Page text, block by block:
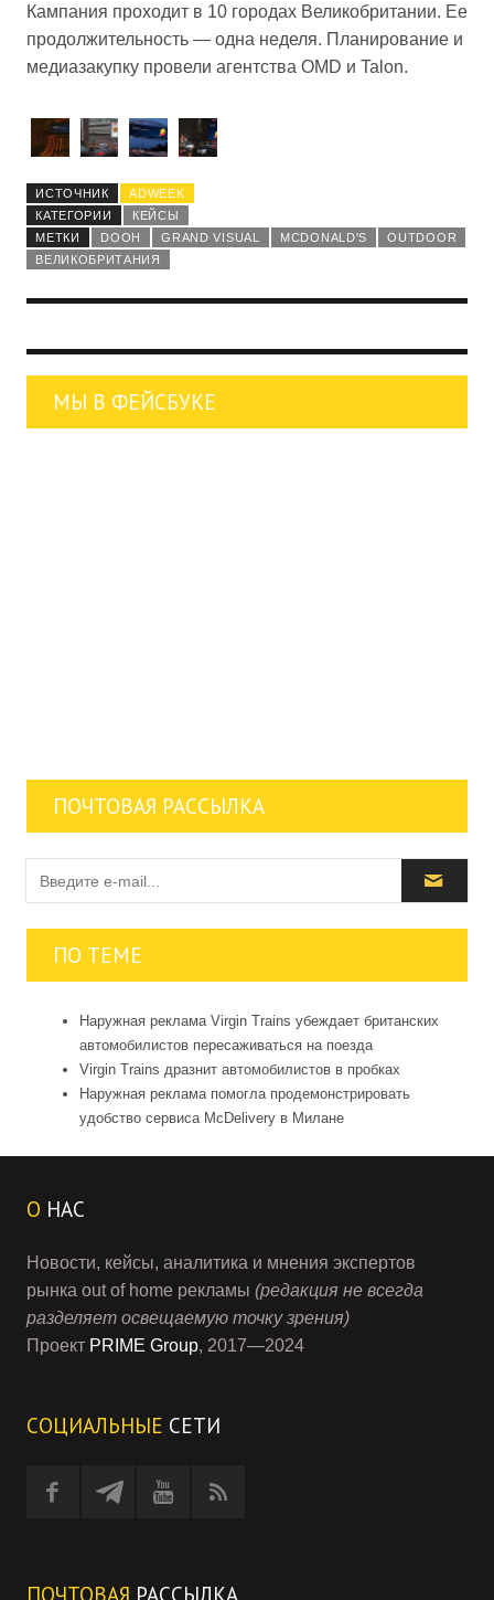
Кампания проходит в 10 городах Великобритании. Ее
продолжительность — одна неделя. Планирование и
медиазакупку провели агентства OMD и Talon.
ИСТОЧНИК
ADWEEK
КАТЕГОРИИ
КЕЙСЫ
МЕТКИ
DOOH GRAND VISUAL MCDONALD'S
OUTDOOR
ВЕЛИКОБРИТАНИЯ
МЫ В ФЕЙСБУКЕ
ПОЧТОВАЯ РАССЫЛКА
ПО ТЕМЕ
Наружная реклама Virgin Trains убеждает британских
автомобилистов пересаживаться на поезда
Virgin Trains дразнит автомобилистов в пробках
Наружная реклама помогла продемонстрировать
удобство сервиса McDelivery в Милане
О НАС
Новости, кейсы, аналитика и мнения экспертов
рынка out of home рекламы (редакция не всегда
разделяет освещаемую точку зрения)
Проект PRIME Group, 2017—2024
СОЦИАЛЬНЫЕ СЕТИ